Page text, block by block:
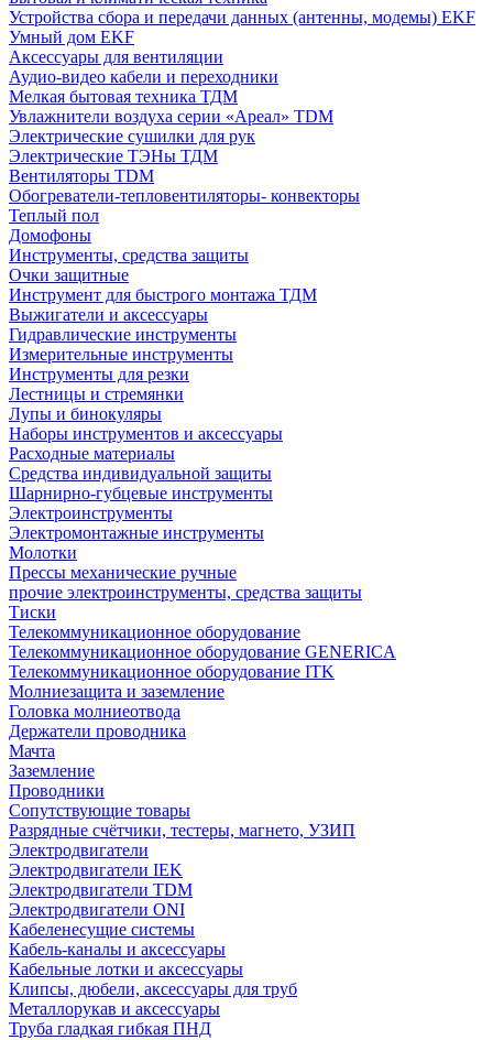
Устройства сбора и передачи данных (антенны, модемы) EKF
Умный дом EKF
Аксессуары для вентиляции
Аудио-видео кабели и переходники
Мелкая бытовая техника ТДМ
Увлажнители воздуха серии «Ареал» TDM
Электрические сушилки для рук
Электрические ТЭНы ТДМ
Вентиляторы TDM
Обогреватели-тепловентиляторы- конвекторы
Теплый пол
Домофоны
Инструменты, средства защиты
Очки защитные
Инструмент для быстрого монтажа ТДМ
Выжигатели и аксессуары
Гидравлические инструменты
Измерительные инструменты
Инструменты для резки
Лестницы и стремянки
Лупы и бинокуляры
Наборы инструментов и аксессуары
Расходные материалы
Средства индивидуальной защиты
Шарнирно-губцевые инструменты
Электроинструменты
Электромонтажные инструменты
Молотки
Прессы механические ручные
прочие электроинструменты, средства защиты
Тиски
Телекоммуникационное оборудование
Телекоммуникационное оборудование GENERICA
Телекоммуникационное оборудование ITK
Молниезащита и заземление
Головка молниеотвода
Держатели проводника
Мачта
Заземление
Проводники
Сопутствующие товары
Разрядные счётчики, тестеры, магнето, УЗИП
Электродвигатели
Электродвигатели IEK
Электродвигатели TDM
Электродвигатели ONI
Кабеленесущие системы
Кабель-каналы и аксессуары
Кабельные лотки и аксессуары
Клипсы, дюбели, аксессуары для труб
Металлорукав и аксессуары
Труба гладкая гибкая ПНД